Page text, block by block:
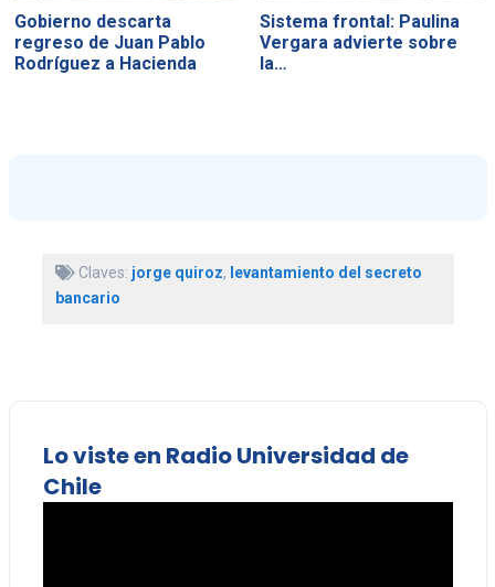
Gobierno descarta
regreso de Juan Pablo
Rodríguez a Hacienda
Sistema frontal: Paulina
Vergara advierte sobre
la…
Claves: jorge quiroz, levantamiento del secreto
bancario
Lo viste en Radio Universidad de
Chile